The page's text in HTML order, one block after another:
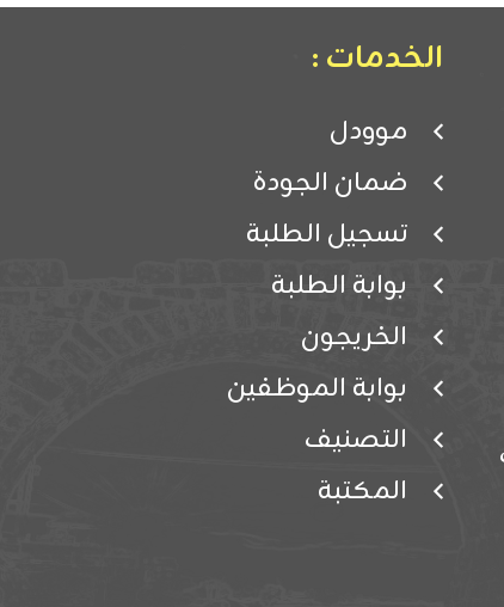
الخدمات :
موودل
ضمان الجودة
تسجيل الطلبة
بوابة الطلبة
الخريجون
بوابة الموظفين
التصنيف
المكتبة